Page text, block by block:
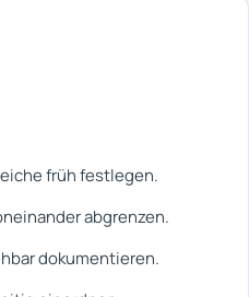
früh festlegen.
abgrenzen.
dokumentieren.